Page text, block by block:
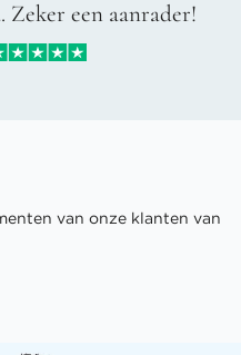
Zeker een aanrader!
van onze klanten van